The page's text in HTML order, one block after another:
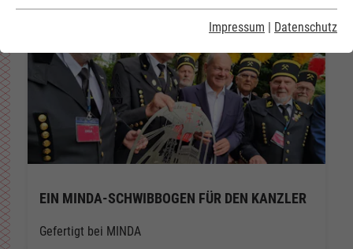
Impressum | Datenschutz
EIN MINDA-SCHWIBBOGEN FÜR DEN KANZLER
Gefertigt bei MINDA